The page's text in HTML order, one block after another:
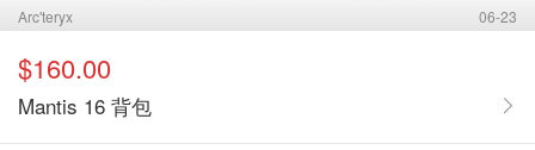
Arc'teryx 06-23
$160.00
Mantis 16 背包